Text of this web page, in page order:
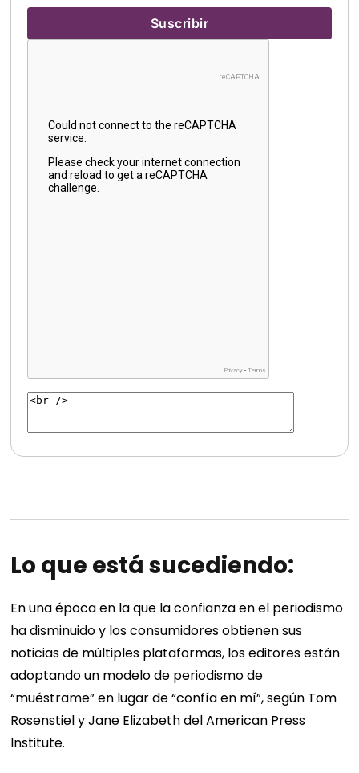
Lo que está sucediendo:
En una época en la que la confianza en el periodismo
ha disminuido y los consumidores obtienen sus
noticias de múltiples plataformas, los editores están
adoptando un modelo de periodismo de
“muéstrame” en lugar de “confía en mí”, según Tom
Rosenstiel y Jane Elizabeth del American Press
Institute.